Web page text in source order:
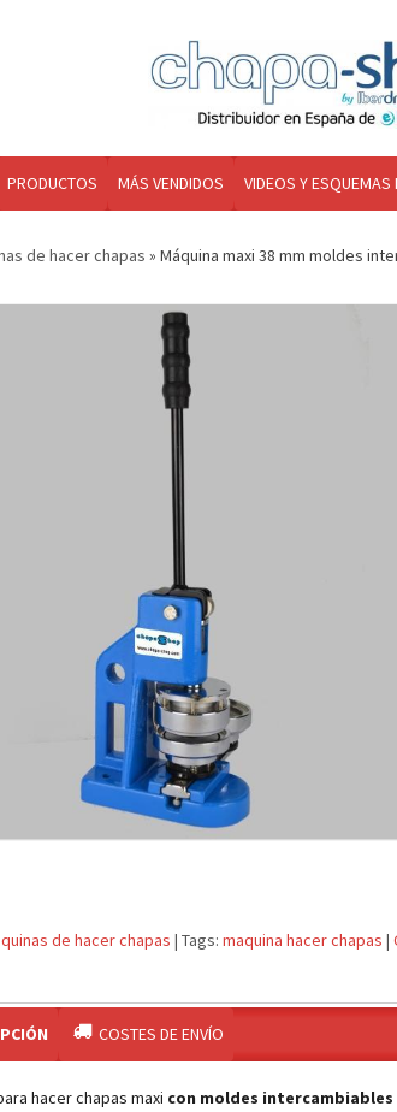
PRODUCTOS MÁS VENDIDOS VIDEOS Y ESQUEMAS
de hacer chapas » Máquina maxi 38 mm moldes
de hacer chapas | Tags: maquina hacer chapas |
COSTES DE ENVÍO
hacer chapas maxi con moldes intercambiables